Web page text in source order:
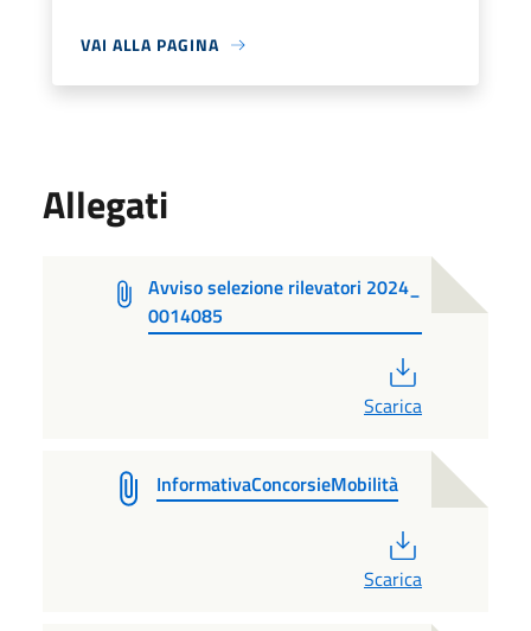
VAI ALLA PAGINA
Allegati
Avviso selezione rilevatori 2024_
0014085
Scarica
InformativaConcorsieMobilità
Scarica